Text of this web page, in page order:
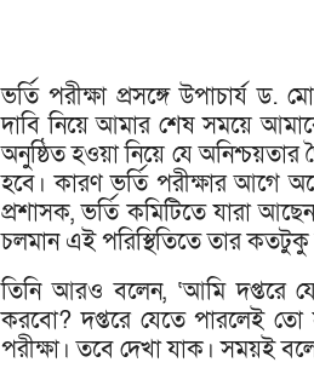
ভর্তি পরীক্ষা প্রসঙ্গে উপাচার্য
দাবি নিয়ে আমার শেষ সময়ে
অনুষ্ঠিত হওয়া নিয়ে যে
হবে। কারণ ভর্তি পরীক্ষার আগে
প্রশাসক, ভর্তি কমিটিতে যারা
চলমান এই পরিস্থিতিতে তার কতটুকু
তিনি আরও বলেন, ‘আমি দপ্তরে
করবো? দপ্তরে যেতে পারলেই
পরীক্ষা। তবে দেখা যাক। সময়ই